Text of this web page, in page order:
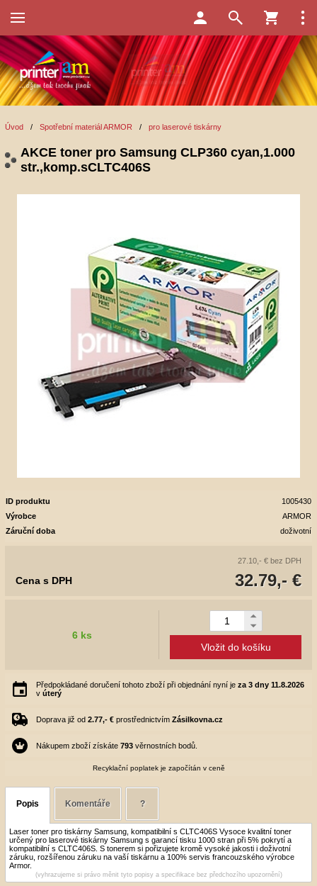
Úvod / Spotřební materiál ARMOR / pro laserové tiskárny
AKCE toner pro Samsung CLP360 cyan,1.000
str.,komp.sCLTC406S
ID produktu
1005430
Výrobce
ARMOR
Záruční doba
doživotní
27.10,- € bez DPH
32.79,- €
Cena s DPH
6 ks
Vložit do košíku
Předpokládané doručení tohoto zboží při objednání nyní je za 3 dny 11.8.2026
v úterý
Doprava již od 2.77,- € prostřednictvím Zásilkovna.cz
Nákupem zboží získáte 793 věrnostních bodů.
Recyklační poplatek je započítán v ceně
Popis Komentáře ?
Laser toner pro tiskárny Samsung, kompatibilní s CLTC406S Vysoce kvalitní toner
určený pro laserové tiskárny Samsung s garancí tisku 1000 stran při 5% pokrytí a
kompatibilní s CLTC406S. S tonerem si pořizujete kromě vysoké jakosti i doživotní
záruku, rozšířenou záruku na vaší tiskárnu a 100% servis francouzského výrobce
Armor.
(vyhrazujeme si právo měnit tyto popisy a specifikace bez předchozího upozornění)